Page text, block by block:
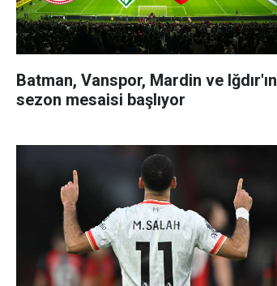
Batman, Vanspor, Mardin ve Iğdır'ın
sezon mesaisi başlıyor